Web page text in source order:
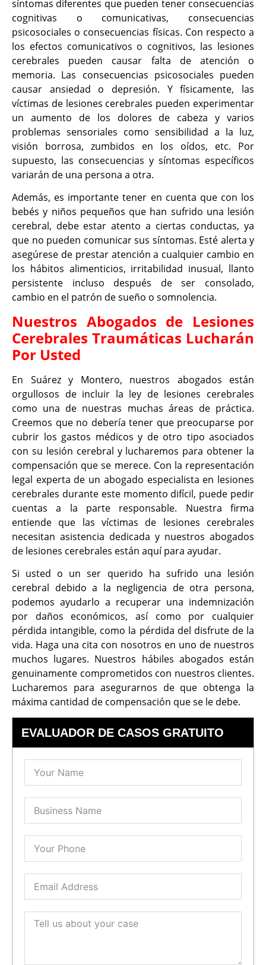
síntomas diferentes que pueden tener consecuencias
cognitivas o comunicativas, consecuencias
psicosociales o consecuencias físicas. Con respecto a
los efectos comunicativos o cognitivos, las lesiones
cerebrales pueden causar falta de atención o
memoria. Las consecuencias psicosociales pueden
causar ansiedad o depresión. Y físicamente, las
víctimas de lesiones cerebrales pueden experimentar
un aumento de los dolores de cabeza y varios
problemas sensoriales como sensibilidad a la luz,
visión borrosa, zumbidos en los oídos, etc. Por
supuesto, las consecuencias y síntomas específicos
variarán de una persona a otra.
Además, es importante tener en cuenta que con los
bebés y niños pequeños que han sufrido una lesión
cerebral, debe estar atento a ciertas conductas, ya
que no pueden comunicar sus síntomas. Esté alerta y
asegúrese de prestar atención a cualquier cambio en
los hábitos alimenticios, irritabilidad inusual, llanto
persistente incluso después de ser consolado,
cambio en el patrón de sueño o somnolencia.
Nuestros Abogados de Lesiones
Cerebrales Traumáticas Lucharán
Por Usted
En Suárez y Montero, nuestros abogados están
orgullosos de incluir la ley de lesiones cerebrales
como una de nuestras muchas áreas de práctica.
Creemos que no debería tener que preocuparse por
cubrir los gastos médicos y de otro tipo asociados
con su lesión cerebral y lucharemos para obtener la
compensación que se merece. Con la representación
legal experta de un abogado especialista en lesiones
cerebrales durante este momento difícil, puede pedir
cuentas a la parte responsable. Nuestra firma
entiende que las víctimas de lesiones cerebrales
necesitan asistencia dedicada y nuestros abogados
de lesiones cerebrales están aquí para ayudar.
Si usted o un ser querido ha sufrido una lesión
cerebral debido a la negligencia de otra persona,
podemos ayudarlo a recuperar una indemnización
por daños económicos, así como por cualquier
pérdida intangible, como la pérdida del disfrute de la
vida. Haga una cita con nosotros en uno de nuestros
muchos lugares. Nuestros hábiles abogados están
genuinamente comprometidos con nuestros clientes.
Lucharemos para asegurarnos de que obtenga la
máxima cantidad de compensación que se le debe.
EVALUADOR DE CASOS GRATUITO